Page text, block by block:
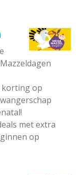
korting op
met extra
op